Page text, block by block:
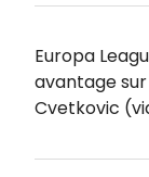
Europa
avantage
Cvetkovic